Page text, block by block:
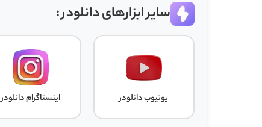
سایر ابزارهای دانلودر :
یوتیوب دانلودر اینستاگرام دانلودر